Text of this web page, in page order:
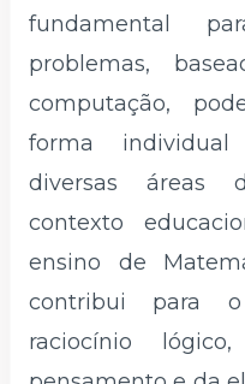
fundamental
problemas,
computação,
forma
diversas áreas
contexto
ensino de
contribui para o
raciocínio